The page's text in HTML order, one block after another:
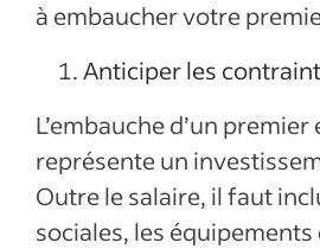
à embaucher votre
Anticiper les
L’embauche d’un
représente un
Outre le salaire, il faut
sociales, les